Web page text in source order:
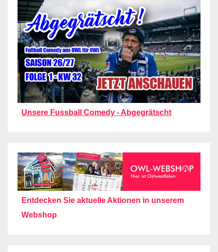
Unsere Fussball Comedy - Abgegrätscht
Entdecken Sie aktuelle Aktionen in unserem
Webshop